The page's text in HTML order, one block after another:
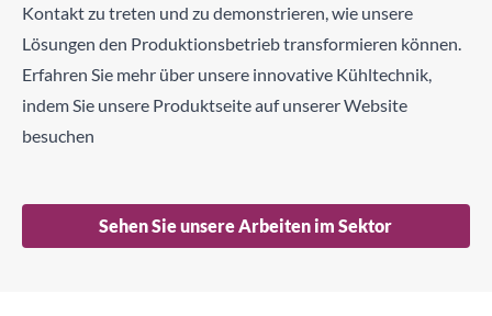
Kontakt zu treten und zu demonstrieren, wie unsere
Lösungen den Produktionsbetrieb transformieren können.
Erfahren Sie mehr über unsere innovative Kühltechnik,
indem Sie unsere Produktseite auf unserer Website
besuchen
Sehen Sie unsere Arbeiten im Sektor